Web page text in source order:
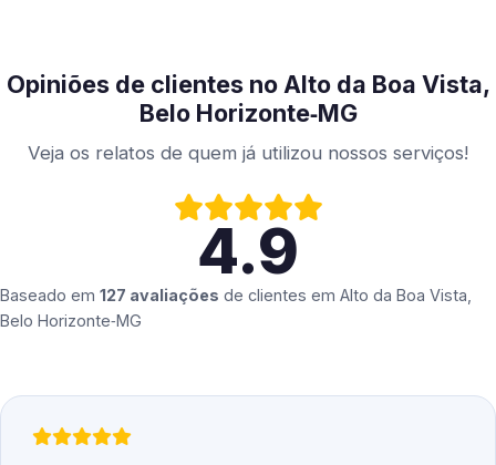
Opiniões de clientes no Alto da Boa Vista,
Belo Horizonte‑MG
Veja os relatos de quem já utilizou nossos serviços!
4.9
Baseado em 127 avaliações de clientes em Alto da Boa Vista,
Belo Horizonte‑MG